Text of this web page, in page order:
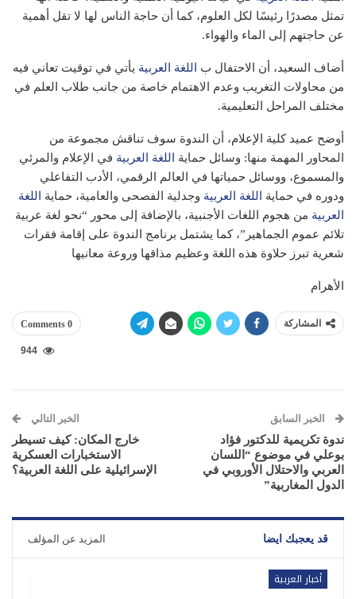
تمثل مصدرًا رئيسًا لكل العلوم، كما أن حاجة الناس لها لا تقل أهمية
عن حاجتهم إلى الماء والهواء.
أضاف السعيد، أن الاحتفال ب اللغة العربية يأتي في توقيت تعاني فيه
من محاولات التغريب وعدم الاهتمام خاصة من جانب طلاب العلم في
مختلف المراحل التعليمية.
أوضح عميد كلية الإعلام، أن الندوة سوف تناقش مجموعة من
المحاور المهمة منها: وسائل حماية
اللغة العربية في الإعلام والمرئي
والمسموع، ووسائل حمياتها في العالم الرقمي، الأدب التفاعلي
ودوره في حماية
اللغة العربية وجدلية الفصحى والعامية، حماية
اللغة
العربية من هجوم اللغات الأجنبية، بالإضافة إلى محور “نحو لغة عربية
تلائم عموم الجماهير”، كما يشتمل برنامج الندوة على إقامة فقرات
شعرية تبرز حلاوة هذه اللغة وعظيم مذاقها وروعة معانيها
الأهرام
المشاركة 0 Comments
944
الخبر السابق
ندوة تكريمية للدكتور فؤاد
بوعلي في موضوع “اللسان
العربي والاحتلال الأوروبي في
الدول المغاربية”
الخبر التالي
خارج المكان: كيف تسيطر
الاستخبارات العسكرية
الإسرائيلية على اللغة العربية؟
قد يعجبك ايضا المزيد عن المؤلف
أخبار العربية